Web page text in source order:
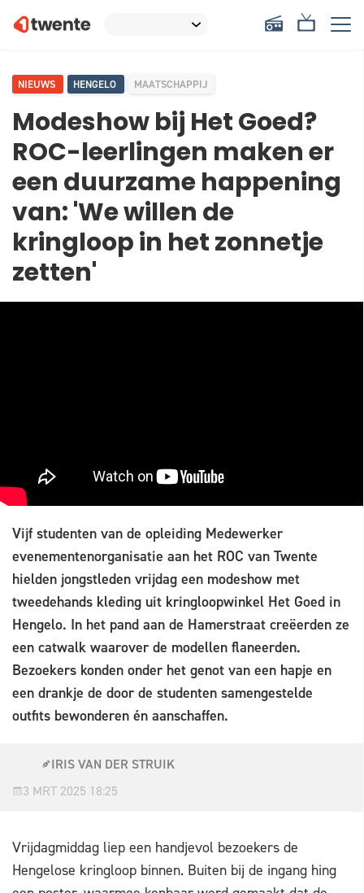
NIEUWS HENGELO MAATSCHAPPIJ
Modeshow bij Het Goed?
ROC-leerlingen maken er
een duurzame happening
van: 'We willen de
kringloop in het zonnetje
zetten'
Vijf studenten van de opleiding Medewerker
evenementenorganisatie aan het ROC van Twente
hielden jongstleden vrijdag een modeshow met
tweedehands kleding uit kringloopwinkel Het Goed in
Hengelo. In het pand aan de Hamerstraat creëerden ze
een catwalk waarover de modellen flaneerden.
Bezoekers konden onder het genot van een hapje en
een drankje de door de studenten samengestelde
outfits bewonderen én aanschaffen.
IRIS VAN DER STRUIK
3 MRT 2025 18:25
Vrijdagmiddag liep een handjevol bezoekers de
Hengelose kringloop binnen. Buiten bij de ingang hing